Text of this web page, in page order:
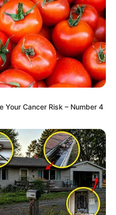
Your Cancer Risk – Number 4